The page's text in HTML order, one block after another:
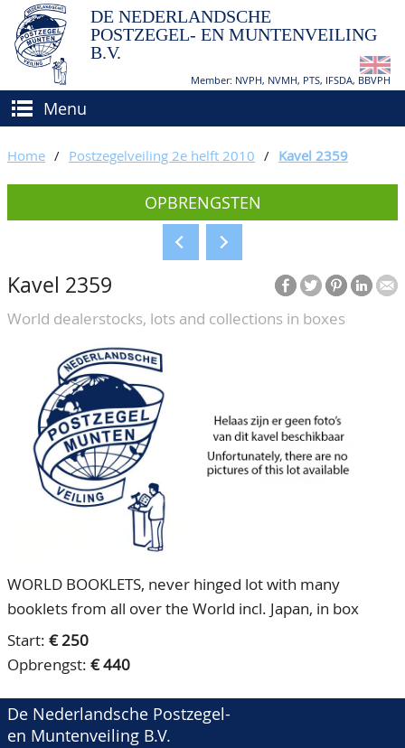
DE NEDERLANDSCHE
POSTZEGEL- EN MUNTENVEILING
B.V.
Member: NVPH, NVMH, PTS, IFSDA, BBVPH
Menu
(VER)KOPEN
Hoe verkopen?
Voorwaarden
BIEDEN
CATALOGI/OPBRENGSTEN
KEURINGSDIENST
AGENDA
OVER ONS
Ons Team
80 jarig bestaan
CONTACT
ACCOUNT
Home / Postzegelveiling 2e helft 2010 / Kavel 2359
OPBRENGSTEN
Kavel 2359
World dealerstocks, lots and collections in boxes
WORLD BOOKLETS, never hinged lot with many
booklets from all over the World incl. Japan, in box
Start: € 250
Opbrengst: € 440
De Nederlandsche Postzegel-
en Muntenveiling B.V.